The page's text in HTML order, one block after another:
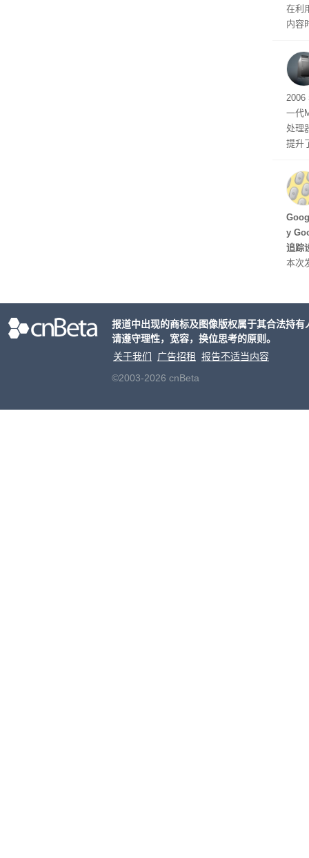
在利
内容
有
2006
一代
处理
提升
型
ss
y
追踪
本次
摩托
报道中出现的商标及图像版权属于其合法持
请遵守理性，宽容，换位思考的原则。
关于我们
广告招租
报告不适当内容
©2003-2026 cnBeta